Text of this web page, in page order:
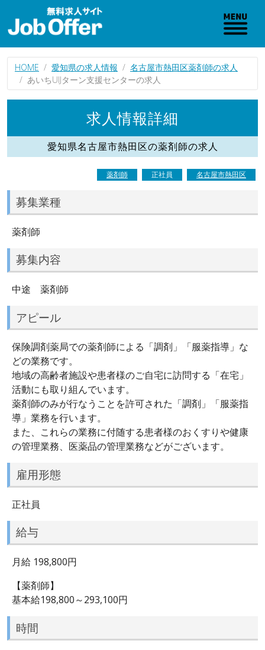
HOME 愛知県の求人情報
名古屋市熱田区薬剤師の求人
あいちUIJターン支援センターの求人
求人情報詳細
愛知県名古屋市熱田区の薬剤師の求人
薬剤師 正社員 名古屋市熱田区
募集業種
薬剤師
募集内容
中途 薬剤師
アピール
保険調剤薬局での薬剤師による「調剤」「服薬指導」な
どの業務です。
地域の高齢者施設や患者様のご自宅に訪問する「在宅」
活動にも取り組んでいます。
薬剤師のみが行なうことを許可された「調剤」「服薬指
導」業務を行います。
また、これらの業務に付随する患者様のおくすりや健康
の管理業務、医薬品の管理業務などがございます。
雇用形態
正社員
給与
月給 198,800円
【薬剤師】
基本給198,800～293,100円
時間